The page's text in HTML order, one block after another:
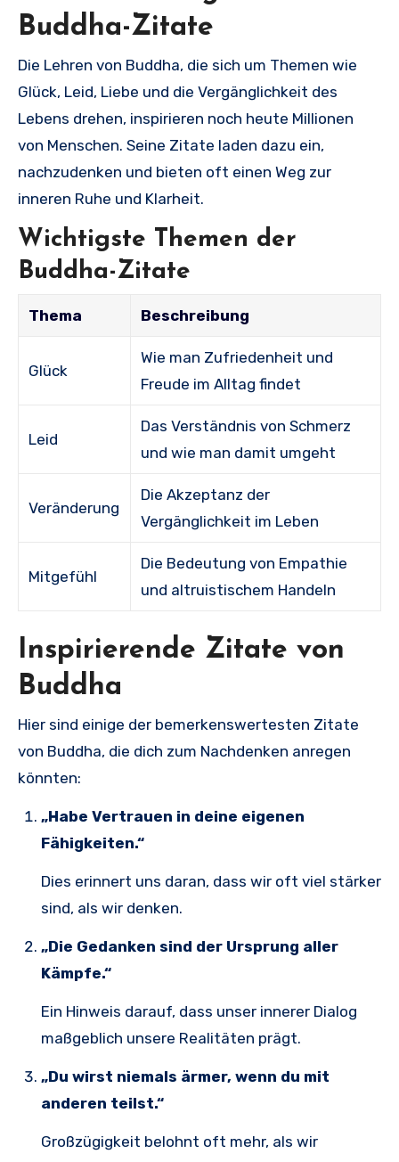
Buddha-Zitate
Die Lehren von Buddha, die sich um Themen wie
Glück, Leid, Liebe und die Vergänglichkeit des
Lebens drehen, inspirieren noch heute Millionen
von Menschen. Seine Zitate laden dazu ein,
nachzudenken und bieten oft einen Weg zur
inneren Ruhe und Klarheit.
Wichtigste Themen der
Buddha-Zitate
Thema Beschreibung
Glück
Wie man Zufriedenheit und
Freude im Alltag findet
Leid
Das Verständnis von Schmerz
und wie man damit umgeht
Veränderung
Die Akzeptanz der
Vergänglichkeit im Leben
Mitgefühl
Die Bedeutung von Empathie
und altruistischem Handeln
Inspirierende Zitate von
Buddha
Hier sind einige der bemerkenswertesten Zitate
von Buddha, die dich zum Nachdenken anregen
könnten:
„Habe Vertrauen in deine eigenen
Fähigkeiten.“
Dies erinnert uns daran, dass wir oft viel stärker
sind, als wir denken.
„Die Gedanken sind der Ursprung aller
Kämpfe.“
Ein Hinweis darauf, dass unser innerer Dialog
maßgeblich unsere Realitäten prägt.
„Du wirst niemals ärmer, wenn du mit
anderen teilst.“
Großzügigkeit belohnt oft mehr, als wir